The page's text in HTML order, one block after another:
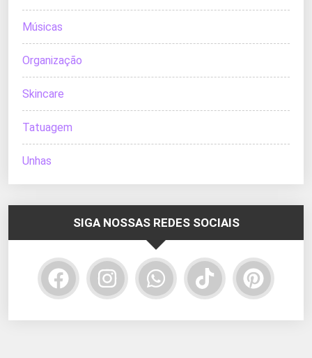
Músicas
Organização
Skincare
Tatuagem
Unhas
SIGA NOSSAS REDES SOCIAIS